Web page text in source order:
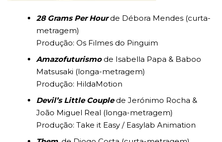
28 Grams Per Hourde Débora Mendes (curta-
metragem)
Produção: Os Filmes do Pinguim
Amazofuturismo de Isabella Papa & Baboo
Matsusaki (longa-metragem)
Produção: HildaMotion
Devil’s Little Couplede Jerónimo Rocha &
João Miguel Real (longa-metragem)
Produção: Take it Easy / Easylab Animation